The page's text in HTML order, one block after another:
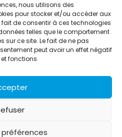
nous utilisons des
pour stocker et/ou accéder aux
de consentir à ces technologies
telles que le comportement
sur ce site. Le fait de ne pas
peut avoir un effet négatif
fonctions.
préférences
de relations presse et de
Depuis 1995, elle conçoit et
en France et à l’international
partenaires.